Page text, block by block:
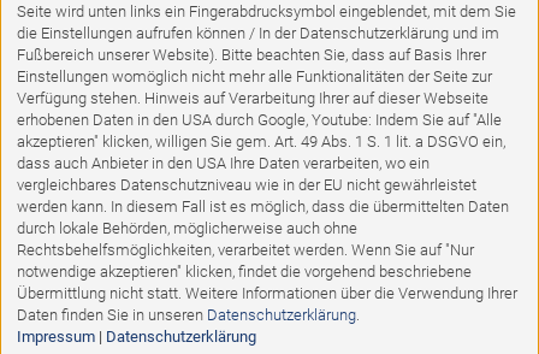
1 2 VORWÄRTS
Seite wird unten links ein Fingerabdrucksymbol eingeblendet, mit dem Sie
die Einstellungen aufrufen können / In der Datenschutzerklärung und im
Fußbereich unserer Website). Bitte beachten Sie, dass auf Basis Ihrer
Einstellungen womöglich nicht mehr alle Funktionalitäten der Seite zur
Verfügung stehen. Hinweis auf Verarbeitung Ihrer auf dieser Webseite
erhobenen Daten in den USA durch Google, Youtube: Indem Sie auf "Alle
akzeptieren" klicken, willigen Sie gem. Art. 49 Abs. 1 S. 1 lit. a DSGVO ein,
dass auch Anbieter in den USA Ihre Daten verarbeiten, wo ein
vergleichbares Datenschutzniveau wie in der EU nicht gewährleistet
werden kann. In diesem Fall ist es möglich, dass die übermittelten Daten
durch lokale Behörden, möglicherweise auch ohne
Rechtsbehelfsmöglichkeiten, verarbeitet werden. Wenn Sie auf "Nur
notwendige akzeptieren" klicken, findet die vorgehend beschriebene
Übermittlung nicht statt. Weitere Informationen über die Verwendung Ihrer
Daten finden Sie in unseren Datenschutzerklärung.
Impressum| Datenschutzerklärung